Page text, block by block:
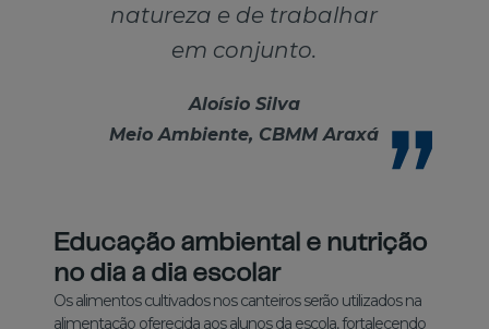
natureza e de trabalhar
em conjunto.
Aloísio Silva
Meio Ambiente, CBMM Araxá
Educação ambiental e nutrição
no dia a dia escolar
Os alimentos cultivados nos canteiros serão utilizados na
alimentação oferecida aos alunos da escola, fortalecendo